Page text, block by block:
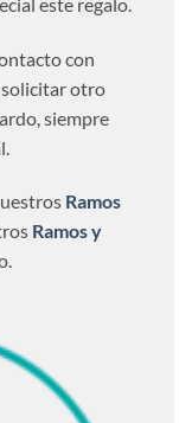
con
solicitar otro
siempre
Ramos
Ramos y